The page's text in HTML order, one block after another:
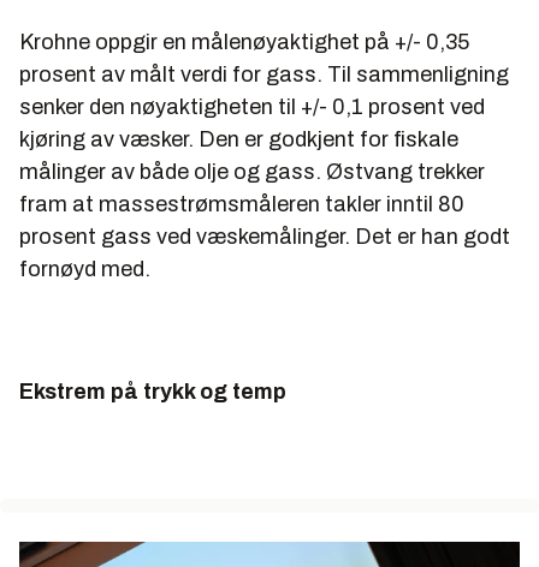
Krohne oppgir en målenøyaktighet på +/- 0,35
prosent av målt verdi for gass. Til sammenligning
senker den nøyaktigheten til +/- 0,1 prosent ved
kjøring av væsker. Den er godkjent for fiskale
målinger av både olje og gass. Østvang trekker
fram at massestrømsmåleren takler inntil 80
prosent gass ved væskemålinger. Det er han godt
fornøyd med.
Ekstrem på trykk og temp